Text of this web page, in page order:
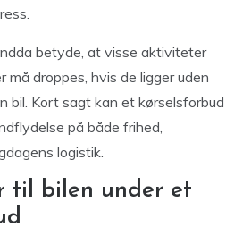
betyde, at visse aktiviteter
må droppes, hvis de ligger uden
bil. Kort sagt kan et kørselsforbud
på både frihed,
logistik.
til bilen under et